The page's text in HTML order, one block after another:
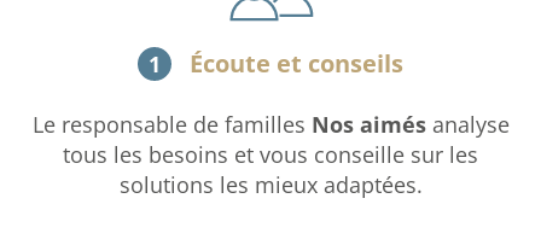
1 Écoute et conseils
Le responsable de familles Nos aimésanalyse
tous les besoins et vous conseille sur les
solutions les mieux adaptées.